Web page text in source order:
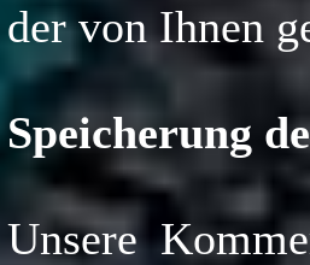
der von Ihnen
Speicherung
Unsere